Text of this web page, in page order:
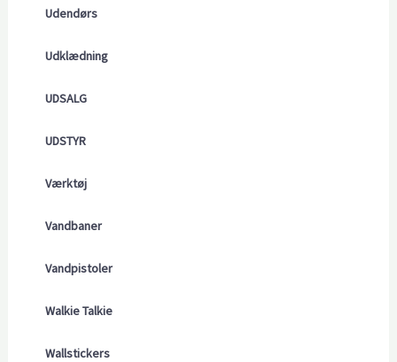
Udendørs
Udklædning
UDSALG
UDSTYR
Værktøj
Vandbaner
Vandpistoler
Walkie Talkie
Wallstickers